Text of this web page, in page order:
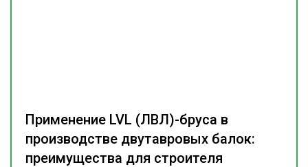
Применение LVL (ЛВЛ)-бруса в
производстве двутавровых балок:
преимущества для строителя